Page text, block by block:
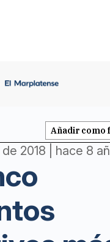
Añadir como
2018 | hace 8